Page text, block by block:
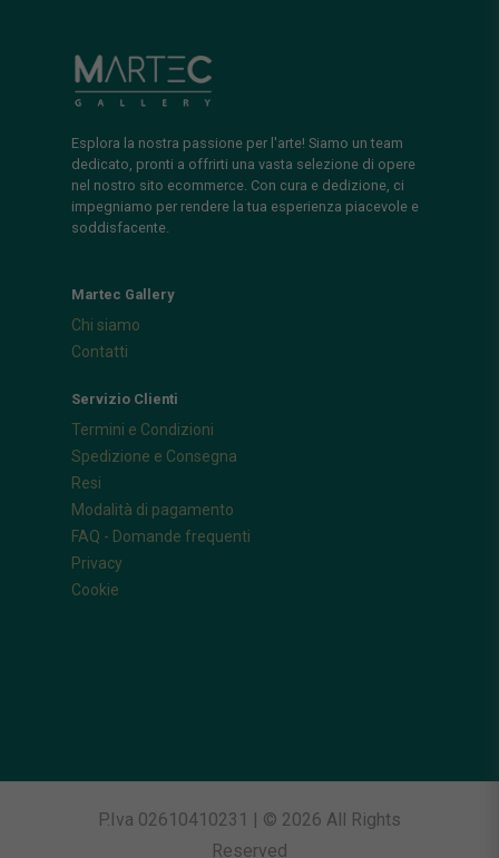
Esplora la nostra passione per l'arte! Siamo un team
dedicato, pronti a offrirti una vasta selezione di opere
nel nostro sito ecommerce. Con cura e dedizione, ci
impegniamo per rendere la tua esperienza piacevole e
soddisfacente.
Martec Gallery
Chi siamo
Contatti
Servizio Clienti
Termini e Condizioni
Spedizione e Consegna
Resi
Modalità di pagamento
FAQ - Domande frequenti
Privacy
Cookie
P.Iva 02610410231 | © 2026 All Rights
Reserved